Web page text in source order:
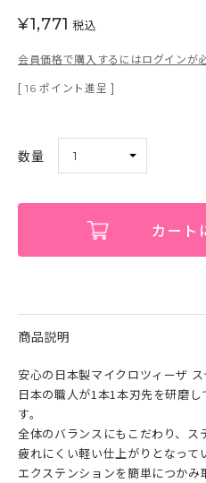
¥1,771 税込
会員価格で購入するにはログインが必
[ 16 ポイント進呈 ]
カート
商品説明
安心の日本製マイクロツィーザ ス
日本の職人が1本1本刃先を研磨
す。
全体のバランスにもこだわり、ス
疲れにくい軽い仕上がりとなって
エクステンションを簡単につか